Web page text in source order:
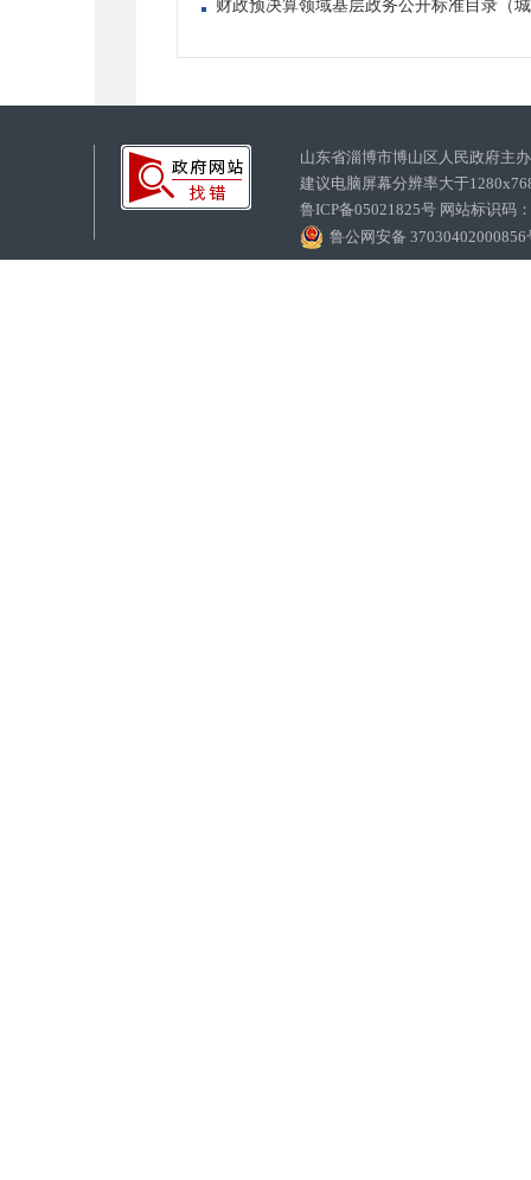
财政预决算领域基层政务公开标准目录（
山东省淄博市博山区人民政府
建议电脑屏幕分辨率大于
鲁ICP备05021825号 网站标识码
鲁公网安备 37030402000856